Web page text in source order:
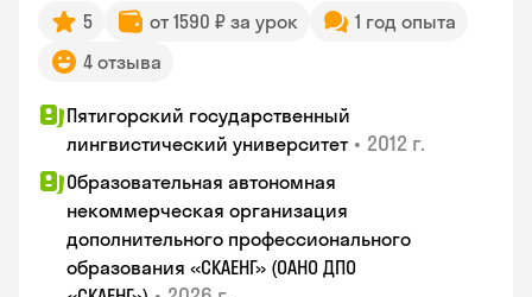
5 от 1590 ₽ за урок
1 год опыта
4 отзыва
Пятигорский государственный
лингвистический университет • 2012 г.
Образовательная автономная
некоммерческая организация
дополнительного профессионального
образования «СКАЕНГ» (ОАНО ДПО